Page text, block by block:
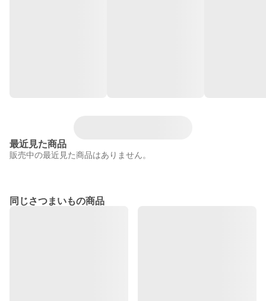
最近見た商品
販売中の最近見た商品はありません。
同じさつまいもの商品